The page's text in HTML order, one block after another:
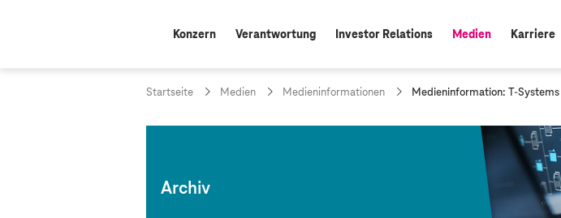
Konzern Verantwortung Investor Relations aktiv:
Medien Karriere
Startseite Medien Medieninformationen
a
Medieninformation: T-Systems
Archiv